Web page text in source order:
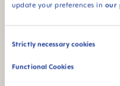
update your preferences in our
Consent
Strictly necessary cookies
Functional Cookies